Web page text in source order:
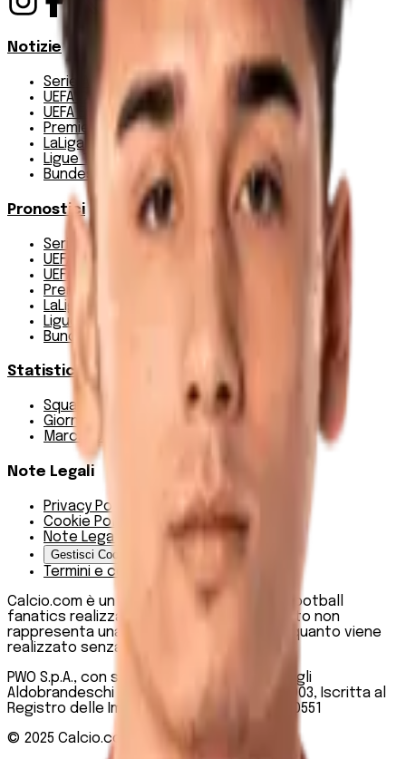
Notizie
Serie A
UEFA Champions League Teams
UEFA Europa League Teams
Premier League
LaLiga
Ligue 1
Bundesliga
Pronostici
Serie A
UEFA Champions League Teams
UEFA Europa League Teams
Premier League
LaLiga
Ligue 1
Bundesliga
Statistiche
Squadre e classifica
Giornate
Marcatori
Note Legali
Privacy Policy
Cookie Policy
Note Legali
Gestisci Cookie
Termini e condizioni
Calcio.com è un innovativo data hub per football
fanatics realizzato da PWO SpA. Questo sito non
rappresenta una testata giornalistica, in quanto viene
realizzato senza alcuna periodicità.
PWO S.p.A., con sede legale in Roma, Via degli
Aldobrandeschi n. 300, C.F. e P.IVA 13747301003, Iscritta al
Registro delle Imprese di Roma n. R.E.A 1470551
© 2025 Calcio.com